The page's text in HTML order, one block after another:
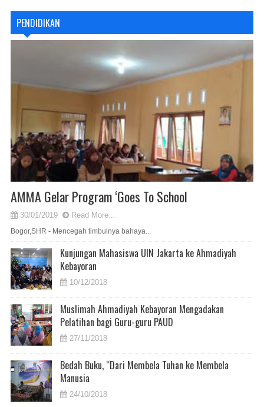
PENDIDIKAN
AMMA Gelar Program ‘Goes To School
30/01/2019 Read More...
Bogor,SHR - Mencegah timbulnya bahaya...
Kunjungan Mahasiswa UIN Jakarta ke Ahmadiyah
Kebayoran
10/12/2018
Muslimah Ahmadiyah Kebayoran Mengadakan
Pelatihan bagi Guru-guru PAUD
27/11/2018
Bedah Buku, “Dari Membela Tuhan ke Membela
Manusia
24/10/2018